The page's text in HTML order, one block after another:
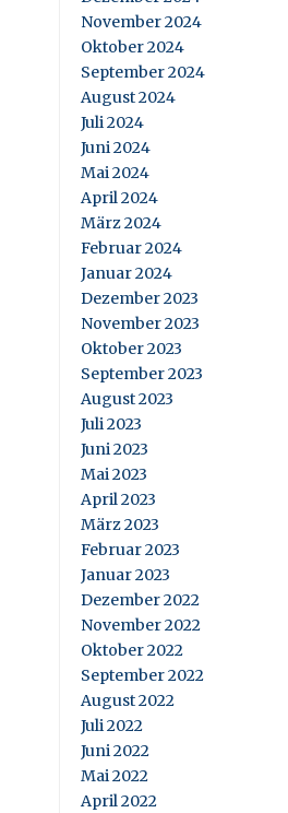
November 2024
Oktober 2024
September 2024
August 2024
Juli 2024
Juni 2024
Mai 2024
April 2024
März 2024
Februar 2024
Januar 2024
Dezember 2023
November 2023
Oktober 2023
September 2023
August 2023
Juli 2023
Juni 2023
Mai 2023
April 2023
März 2023
Februar 2023
Januar 2023
Dezember 2022
November 2022
Oktober 2022
September 2022
August 2022
Juli 2022
Juni 2022
Mai 2022
April 2022